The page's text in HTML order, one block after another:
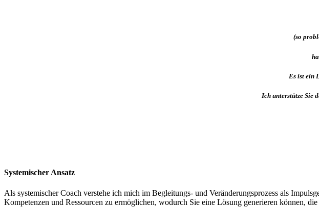
(so
Es ist ein
Ich unterstütze Sie
Systemischer Ansatz
Als systemischer Coach verstehe ich mich im Begleitungs- und Veränderungsprozess als
Kompetenzen und Ressourcen zu ermöglichen, wodurch Sie eine Lösung generieren können,